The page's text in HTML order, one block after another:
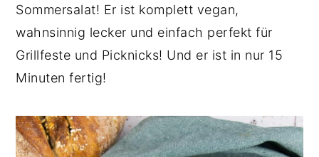
Sommersalat! Er ist komplett vegan,
wahnsinnig lecker und einfach perfekt für
Grillfeste und Picknicks! Und er ist in nur 15
Minuten fertig!